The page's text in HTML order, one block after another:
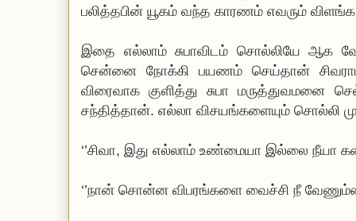
பலித்தபின் யூகம் வந்த காரணம் எவரும்
இதை எல்லாம் சுபாவிடம் சொல்லியே ஆக
சென்னை நோக்கி பயணம் செய்தான்
விரைவாக குளித்து சுபா மருத்துவமனை
சந்தித்தான். எல்லா விசயங்களையும் சொல்லி
‘’சிவா, இது எல்லாம் உண்மையா இல்லை நீயா
‘’நான் சொன்ன விபரங்களை வைச்சி நீ